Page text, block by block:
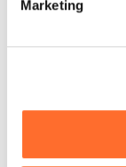
Marketing